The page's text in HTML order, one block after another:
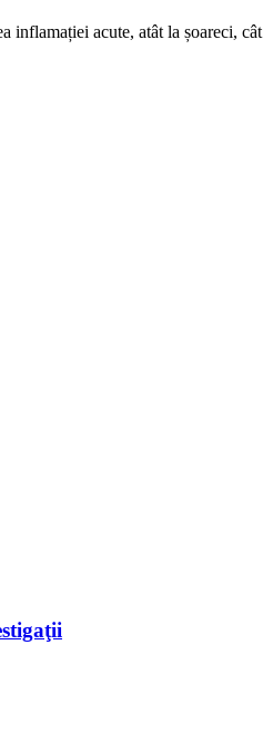
inflamației acute, atât la șoareci, cât